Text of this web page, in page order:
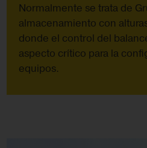
Normalmente se trata de
almacenamiento con
donde el control del
aspecto crítico para la
equipos.